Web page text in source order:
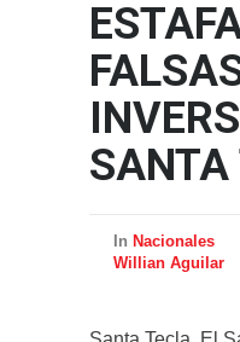
SANTA
In Nacionales
Willian Aguilar